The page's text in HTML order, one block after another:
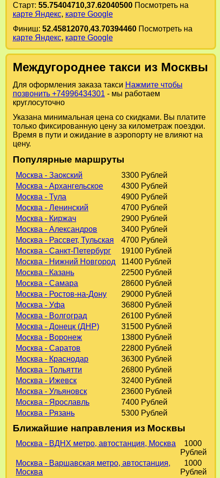
Старт: 55.75404710,37.62040500Посмотреть на
карте Яндекс, карте Google
Финиш: 52.45812070,43.70394460Посмотреть на
карте Яндекс, карте Google
Междугороднее такси из Москвы
Для оформления заказа такси Нажмите чтобы
позвонить +74996434301 - мы работаем
круглосуточно
Указана минимальная цена со скидками. Вы платите
только фиксированную цену за километраж поездки.
Время в пути и ожидание в аэропорту не влияют на
цену.
Популярные маршруты
Москва - Заокский
3300 Рублей
Москва - Архангельское
4300 Рублей
Москва - Тула
4900 Рублей
Москва - Ленинский
4700 Рублей
Москва - Киржач
2900 Рублей
Москва - Александров
3400 Рублей
Москва - Рассвет, Тульская
4700 Рублей
Москва - Санкт-Петербург
19100 Рублей
Москва - Нижний Новгород
11400 Рублей
Москва - Казань
22500 Рублей
Москва - Самара
28600 Рублей
Москва - Ростов-на-Дону
29000 Рублей
Москва - Уфа
36800 Рублей
Москва - Волгоград
26100 Рублей
Москва - Донецк (ДНР)
31500 Рублей
Москва - Воронеж
13800 Рублей
Москва - Саратов
22800 Рублей
Москва - Краснодар
36300 Рублей
Москва - Тольятти
26800 Рублей
Москва - Ижевск
32400 Рублей
Москва - Ульяновск
23600 Рублей
Москва - Ярославль
7400 Рублей
Москва - Рязань
5300 Рублей
Ближайшие направления из Москвы
Москва - ВДНХ метро, автостанция, Москва
1000
Рублей
Москва - Варшавская метро, автостанция,
Москва
1000
Рублей